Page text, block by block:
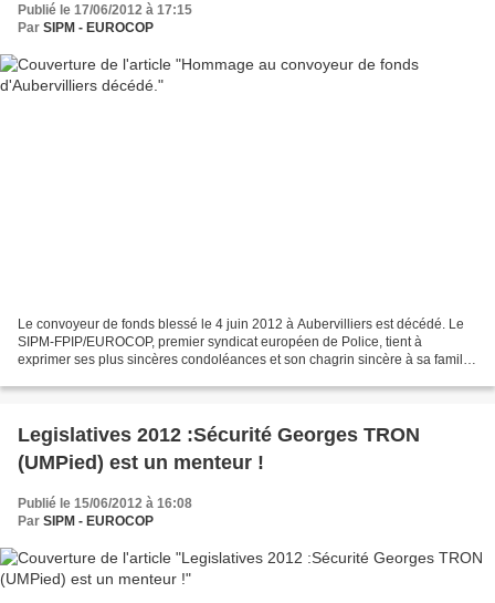
Publié le 17/06/2012 à 17:15
Par SIPM - EUROCOP
Le convoyeur de fonds blessé le 4 juin 2012 à Aubervilliers est décédé. Le
SIPM-FPIP/EUROCOP, premier syndicat européen de Police, tient à
exprimer ses plus sincères condoléances et son chagrin sincère à sa famille,
Legislatives 2012 :Sécurité Georges TRON
(UMPied) est un menteur !
Publié le 15/06/2012 à 16:08
Par SIPM - EUROCOP